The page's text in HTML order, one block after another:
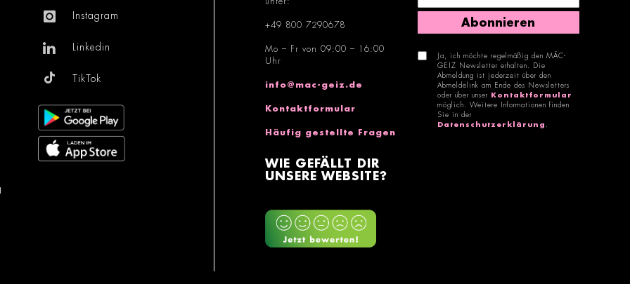
Instagram
Linkedin
TikTok
+49 800 7290678
Mo – Fr von 09:00 – 16:00
Uhr
info@mac-geiz.de
Kontaktformular
Häufig gestellte Fragen
WIE GEFÄLLT DIR
UNSERE WEBSITE?
Abonnieren
Ja, ich möchte regelmäßig den MÄC-
GEIZ Newsletter erhalten. Die
Abmeldung ist jederzeit über den
Abmeldelink am Ende des Newsletters
oder über unser
Kontaktformular
möglich. Weitere Informationen finden
Sie in der
Datenschutzerklärung .